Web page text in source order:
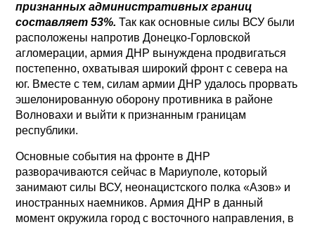
признанных административных границ
составляет 53%. Так как основные силы ВСУ были
расположены напротив Донецко-Горловской
агломерации, армия ДНР вынуждена продвигаться
постепенно, охватывая широкий фронт с севера на
юг. Вместе с тем, силам армии ДНР удалось прорвать
эшелонированную оборону противника в районе
Волновахи и выйти к признанным границам
республики.
Основные события на фронте в ДНР
разворачиваются сейчас в Мариуполе, который
занимают силы ВСУ, неонацистского полка «Азов» и
иностранных наемников. Армия ДНР в данный
момент окружила город с восточного направления, в